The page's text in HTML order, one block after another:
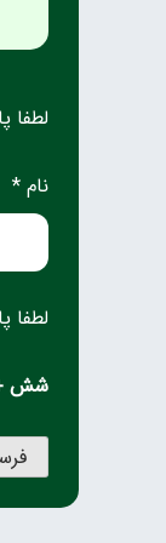
لطفا
نام *
لطفا
شش +